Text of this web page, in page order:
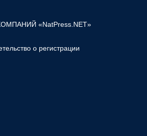
«NatPress.NET»
о регистрации